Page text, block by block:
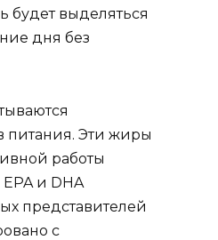
будет выделяться
дня без
питания. Эти жиры
работы
и DHA
представителей
с